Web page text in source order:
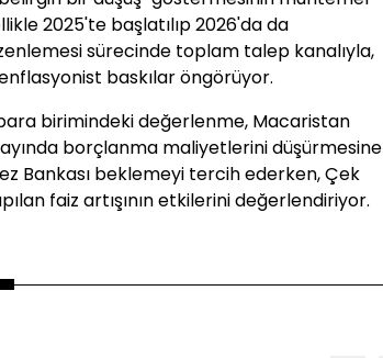
2025'te başlatılıp 2026'da da
sürecinde toplam talep kanalıyla,
baskılar öngörüyor.
birimindeki değerlenme, Macaristan
ayında borçlanma maliyetlerini düşürmesine
Bankası beklemeyi tercih ederken, Çek
faiz artışının etkilerini değerlendiriyor.